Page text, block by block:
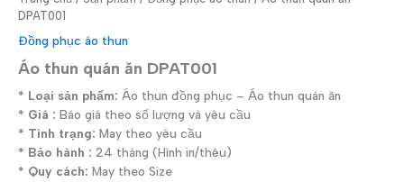
DPAT001
Đồng phục áo thun
Áo thun quán ăn DPAT001
* Loại sản phẩm: Áo thun đồng phục – Áo thun quán ăn
* Giá : Báo giá theo số lượng và yêu cầu
* Tình trạng: May theo yêu cầu
* Bảo hành : 24 tháng (Hình in/thêu)
* Quy cách: May theo Size